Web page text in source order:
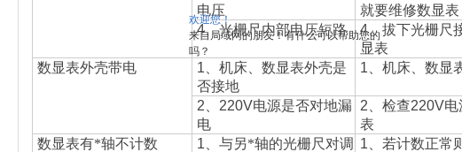
欢迎您！
来自局域网的朋友！有什么可以帮助您的
吗？
电压
就要维修数显表
4、光栅尺内部电压短路 4、拔下光栅尺
显表
数显表外壳带电
1 、机床、数显表外壳是
否接地
1 、机床、数显
2 220V电源是否对地漏
电
2 、检查220V电
表
数显表有*轴不计数
1 、与另*轴的光栅尺对调 1 、若计数正